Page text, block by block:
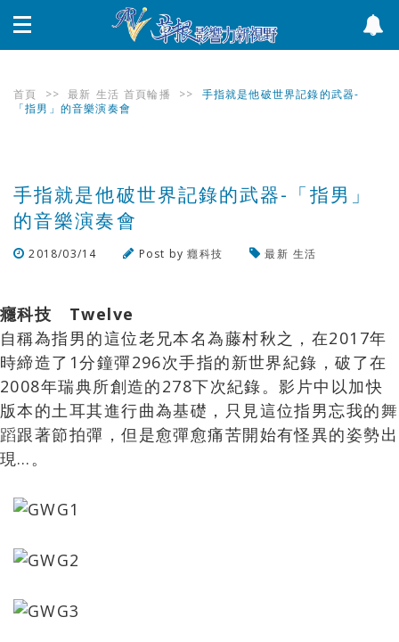
首頁 >> 最新 生活 首頁輪播 >>
手指就是他破世界記錄的武器-
「指男」的音樂演奏會
手指就是他破世界記錄的武器-「指男」
的音樂演奏會
2018/03/14 Post by癮科技 最新 生活
癮科技 Twelve
自稱為指男的這位老兄本名為藤村秋之，在2017年
時締造了1分鐘彈296次手指的新世界紀錄，破了在
2008年瑞典所創造的278下次紀錄。影片中以加快
版本的土耳其進行曲為基礎，只見這位指男忘我的舞
蹈跟著節拍彈，但是愈彈愈痛苦開始有怪異的姿勢出
現…。